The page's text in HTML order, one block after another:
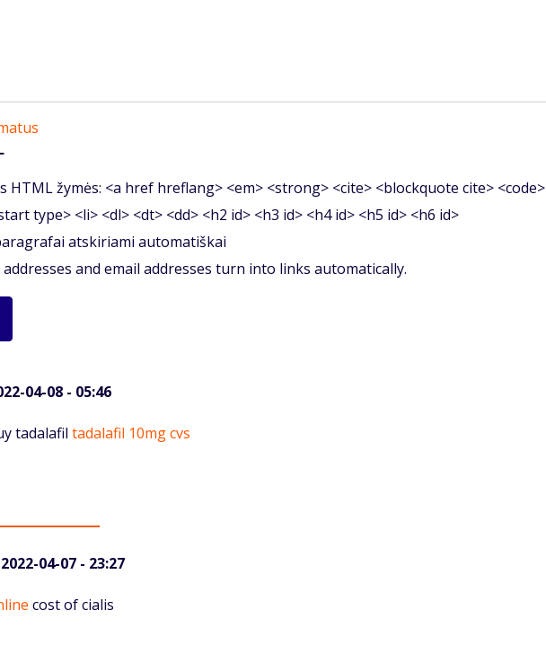
HTML žymės: <a href hreflang> <em> <strong> <cite> <blockquote cite>
type> <li> <dl> <dt> <dd> <h2 id> <h3 id> <h4 id> <h5 id> <h6 id>
atskiriami automatiškai
and email addresses turn into links automatically.
04-08 - 05:46
tadalafil tadalafil 10mg cvs
04-07 - 23:27
cost of cialis